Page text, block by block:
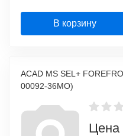
В корзину
ACAD MS SEL+
00092-36MO)